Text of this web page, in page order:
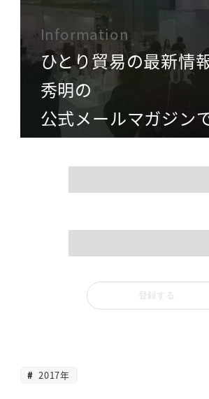
Information
ひとり貿易の最新情
秀明の
公式メールマガジン
2017年